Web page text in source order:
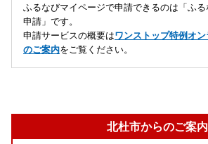
ふるなびマイページで申請できるのは「ふ
申請」です。
申請サービスの概要はワンストップ特例オ
のご案内をご覧ください。
北杜市からのご案内